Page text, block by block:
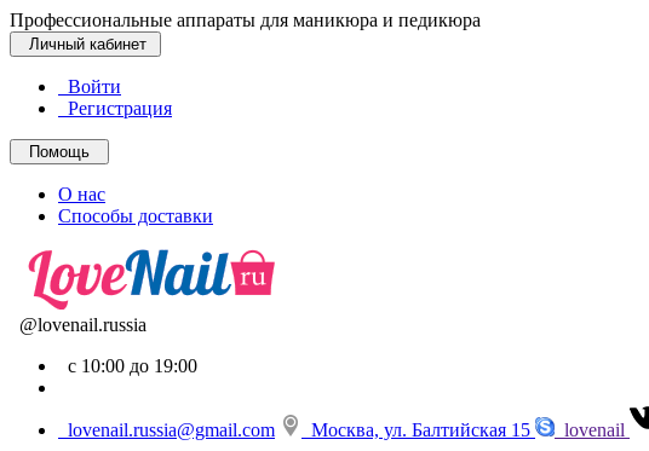
Профессиональные аппараты для маникюра и педикюра
Личный кабинет
Войти
Регистрация
Помощь
О нас
Способы доставки
@lovenail.russia
с 10:00 до 19:00
lovenail.russia@gmail.com Москва, ул. Балтийская 15 lovenail